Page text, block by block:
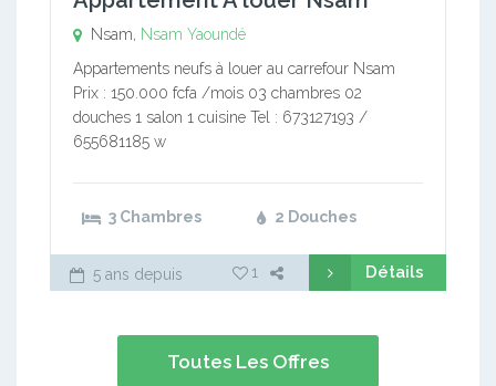
Nsam, Nsam Yaoundé
Appartements neufs à louer au carrefour Nsam
Prix : 150.000 fcfa /mois 03 chambres 02
douches 1 salon 1 cuisine Tel : 673127193 /
655681185 w
3 Chambres 2 Douches
5 ans depuis 1 Détails
Toutes Les Offres